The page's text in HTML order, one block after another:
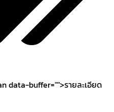
data-buffer="">รายละเอียด